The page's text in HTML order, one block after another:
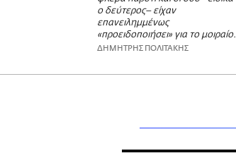
ο δεύτερος– είχαν
επανειλημμένως
«προειδοποιήσει» για το μοιραίο.
ΔΗΜΗΤΡΗΣ ΠΟΛΙΤΑΚΗΣ